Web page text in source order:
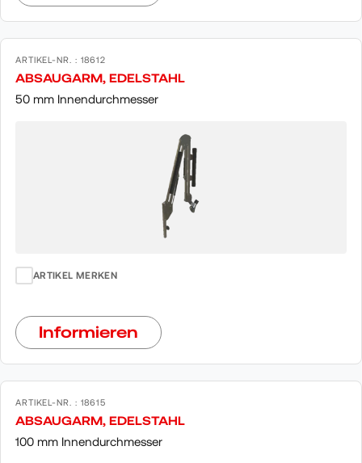
ARTIKEL-NR. : 18612
ABSAUGARM, EDELSTAHL
50 mm Innendurchmesser
ARTIKEL MERKEN
Informieren
ARTIKEL-NR. : 18615
ABSAUGARM, EDELSTAHL
100 mm Innendurchmesser